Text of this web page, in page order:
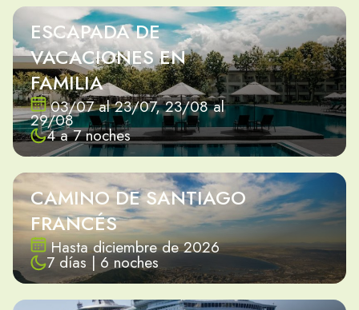
ESCAPADA DE
VACACIONES EN
FAMILIA
03/07 al 23/07, 23/08 al
29/08
4 a 7 noches
CAMINO DE SANTIAGO
FRANCÉS
Hasta diciembre de 2026
7 días | 6 noches